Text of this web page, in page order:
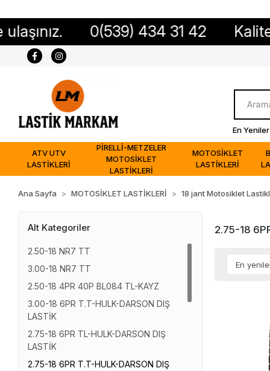
0(539) 434 31 42 Kaliteli
En Yeniler
ATV UTV
LASTİKLERİ
PİRELLİ-METZELER
MOTOSİKLET
LASTİKLERİ
MOTOSİKLET
LASTİKLERİ
Ana Sayfa MOTOSİKLET LASTİKLERİ 18 jant Motosiklet
Alt Kategoriler
2.50-18 NR7 TT
3.00-18 NR7 TT
2.50-18 4PR 40P BL084 TL-KAYZ
3.00-18 6PR T.T-HULK-DARSON DIŞ
LASTİK
2.75-18 6PR TL-HULK-DARSON DIŞ
LASTİK
2.75-18 6PR T.T-HULK-DARSON DIŞ
2.75-18